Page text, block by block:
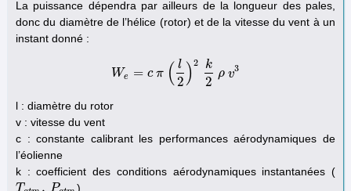
La puissance dépendra par ailleurs de la longueur des pales,
donc du diamètre de l’hélice (rotor) et de la vitesse du vent à un
instant donné :
We = c π ( l
2 )2 k
2
ρ v3
W e= c π (l 2)2 ρ v3
l : diamètre du rotor
v : vitesse du vent
c : constante calibrant les performances aérodynamiques de
l’éolienne
k : coefficient des conditions aérodynamiques instantanées (
)